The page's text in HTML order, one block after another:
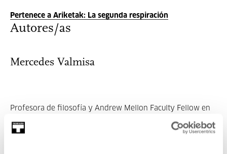
Pertenece a Ariketak: La segunda respiración
Autores/as
Mercedes Valmisa
Profesora de filosofía y Andrew Mellon Faculty Fellow en
la Universidad de Gettysburg. Se gr...